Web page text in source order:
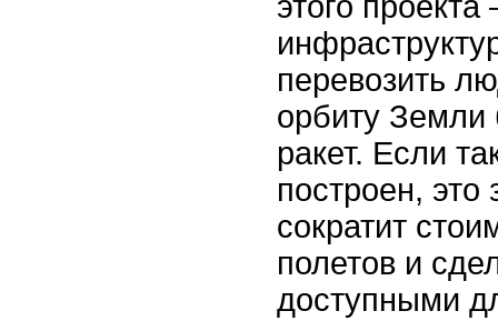
перевозить
орбиту Земли
ракет. Если
построен, это
сократит
полетов и
доступными